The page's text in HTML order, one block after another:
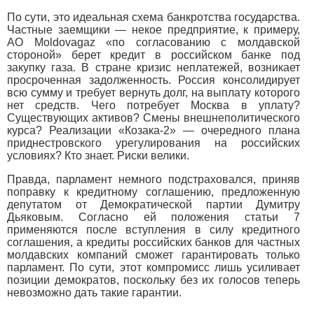
По сути, это идеальная схема банкротства государства.
Частные заемщики — некое предприятие, к примеру,
АО Moldovagaz «по согласованию с молдавской
стороной» берет кредит в российском банке под
закупку газа. В стране кризис неплатежей, возникает
просроченная задолженность. Россия консолидирует
всю сумму и требует вернуть долг, на выплату которого
нет средств. Чего потребует Москва в уплату?
Существующих активов? Смены внешнеполитического
курса? Реализации «Козака-2» — очередного плана
приднестровского урегулирования на российских
условиях? Кто знает. Риски велики.
Правда, парламент немного подстраховался, приняв
поправку к кредитному соглашению, предложенную
депутатом от Демократической партии Думитру
Дьяковым. Согласно ей положения статьи 7
применяются после вступления в силу кредитного
соглашения, а кредиты российских банков для частных
молдавских компаний сможет гарантировать только
парламент. По сути, этот компромисс лишь усиливает
позиции демократов, поскольку без их голосов теперь
невозможно дать такие гарантии.